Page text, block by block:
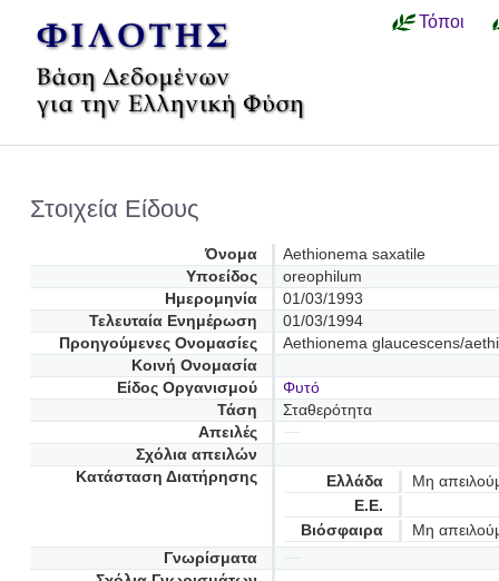
Τόποι
Στοιχεία Είδους
Όνομα
Aethionema saxatile
Υποείδος
oreophilum
Ημερομηνία
01/03/1993
Τελευταία Ενημέρωση
01/03/1994
Προηγούμενες Oνομασίες
Aethionema glaucescens/
Κοινή Ονομασία
Είδος Οργανισμού
Φυτό
Τάση
Σταθερότητα
Απειλές
Σχόλια απειλών
Κατάσταση Διατήρησης
Ελλάδα
Μη
Ε.Ε.
Βιόσφαιρα
Μη
Γνωρίσματα